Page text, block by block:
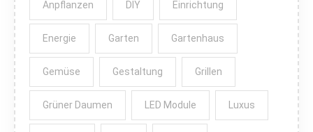
Anpflanzen DIY Einrichtung
Energie Garten Gartenhaus
Gemüse Gestaltung Grillen
Grüner Daumen LED Module Luxus